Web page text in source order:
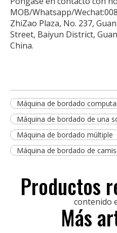
MOB/Whatsapp/
ZhiZao Plaza, No. 237,
Street, Baiyun District,
China.
Máquina de bordado
Máquina de bordado de una
Máquina de bordado múltiple
Máquina de bordado de
Productos
contenido
Más